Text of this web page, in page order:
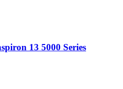
13 5000 Series